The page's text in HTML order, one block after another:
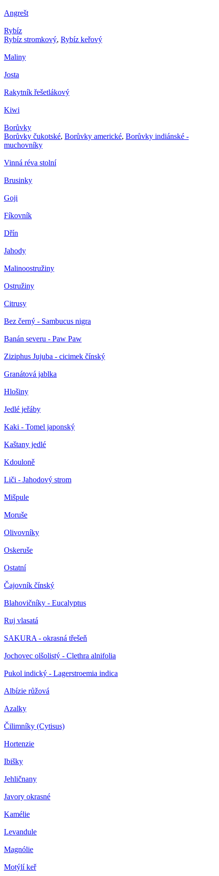
Angrešt
Rybíz
Rybíz stromkový, Rybíz keřový
Maliny
Josta
Rakytník řešetlákový
Kiwi
Borůvky
Borůvky čukotské, Borůvky americké, Borůvky indiánské -
muchovníky
Vinná réva stolní
Brusinky
Goji
Fíkovník
Dřín
Jahody
Malinoostružiny
Ostružiny
Citrusy
Bez černý - Sambucus nigra
Banán severu - Paw Paw
Ziziphus Jujuba - cicimek čínský
Granátová jablka
Hlošiny
Jedlé jeřáby
Kaki - Tomel japonský
Kaštany jedlé
Kdouloně
Liči - Jahodový strom
Mišpule
Moruše
Olivovníky
Oskeruše
Ostatní
Čajovník čínský
Blahovičníky - Eucalyptus
Ruj vlasatá
SAKURA - okrasná třešeň
Jochovec olšolistý - Clethra alnifolia
Pukol indický - Lagerstroemia indica
Albízie růžová
Azalky
Čilimníky (Cytisus)
Hortenzie
Ibišky
Jehličnany
Javory okrasné
Kamélie
Levandule
Magnólie
Motýlí keř